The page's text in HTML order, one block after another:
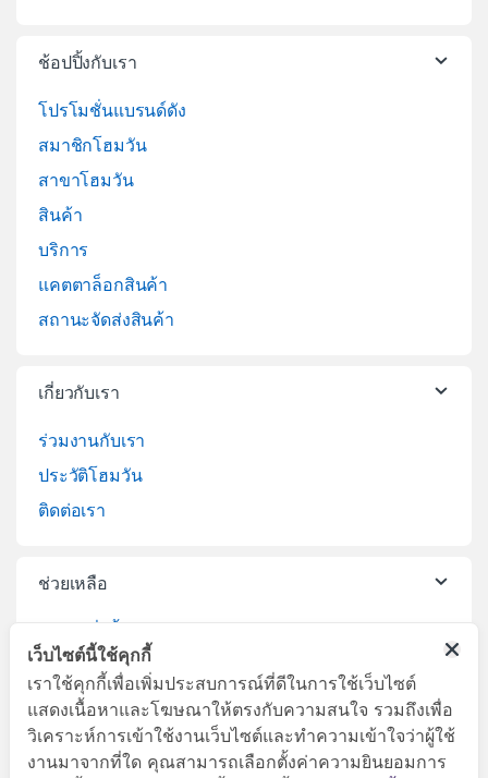
ช้อปปิ้งกับเรา
โปรโมชั่นแบรนด์ดัง
สมาชิกโฮมวัน
สาขาโฮมวัน
สินค้า
บริการ
แคตตาล็อกสินค้า
สถานะจัดส่งสินค้า
เกี่ยวกับเรา
ร่วมงานกับเรา
ประวัติโฮมวัน
ติดต่อเรา
ช่วยเหลือ
บริการจัดส่งสินค้า
เปลี่ยนคืนสินค้า
เว็บไซต์นี้ใช้คุกกี้
เราใช้คุกกี้เพื่อเพิ่มประสบการณ์ที่ดีในการใช้เว็บไซต์
แสดงเนื้อหาและโฆษณาให้ตรงกับความสนใจ รวมถึงเพื่อ
วิเคราะห์การเข้าใช้งานเว็บไซต์และทำความเข้าใจว่าผู้ใช้
งานมาจากที่ใด คุณสามารถเลือกตั้งค่าความยินยอมการ